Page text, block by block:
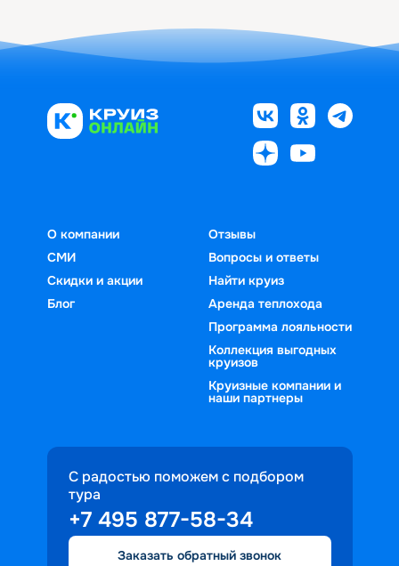
О компании
СМИ
Скидки и акции
Блог
Отзывы
Вопросы и ответы
Найти круиз
Аренда теплохода
Программа лояльности
Коллекция выгодных
круизов
Круизные компании и
наши партнеры
С радостью поможем с подбором
тура
+7 495 877-58-34
Заказать обратный звонок